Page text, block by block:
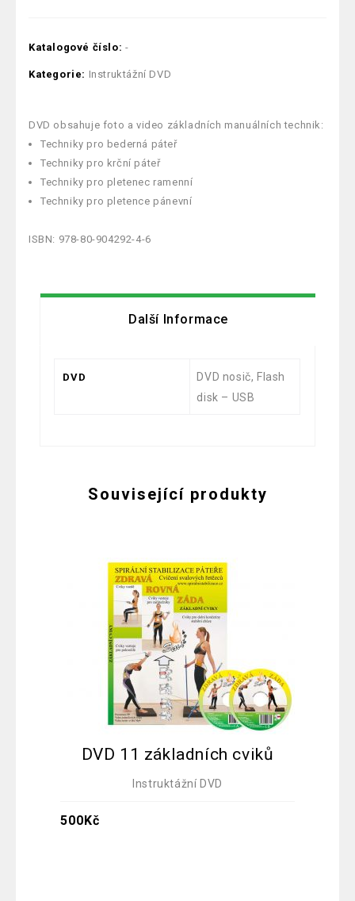
Katalogové číslo: -
Kategorie: Instruktážní DVD
DVD obsahuje foto a video základních manuálních technik:
Techniky pro bederná páteř
Techniky pro krční páteř
Techniky pro pletenec ramenní
Techniky pro pletence pánevní
ISBN: 978-80-904292-4-6
Další Informace
DVD
DVD nosič, Flash
disk – USB
Související produkty
DVD 11 základních cviků
Instruktážní DVD
500 Kč